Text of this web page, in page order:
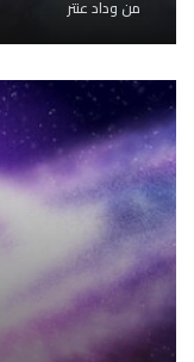
من وداد عنتر